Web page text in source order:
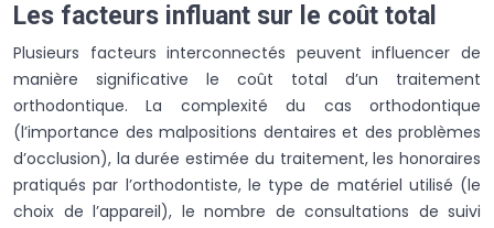
Les facteurs influant sur le coût total
Plusieurs facteurs interconnectés peuvent influencer de
manière significative le coût total d’un traitement
orthodontique. La complexité du cas orthodontique
(l’importance des malpositions dentaires et des problèmes
d’occlusion), la durée estimée du traitement, les honoraires
pratiqués par l’orthodontiste, le type de matériel utilisé (le
choix de l’appareil), le nombre de consultations de suivi